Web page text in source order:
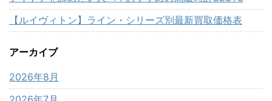
【ルイヴィトン】ライン・シリーズ別最新買取価格表
アーカイブ
2026年8月